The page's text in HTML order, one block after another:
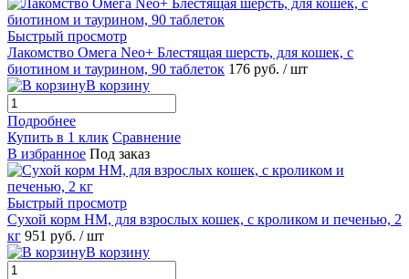
Быстрый просмотр
Лакомство Омега Neo+ Блестящая шерсть, для кошек, с
биотином и таурином, 90 таблеток 176 руб. / шт
В корзину
Подробнее
Купить в 1 клик Сравнение
В избранное Под заказ
Быстрый просмотр
Сухой корм НМ, для взрослых кошек, с кроликом и печенью, 2
кг 951 руб. / шт
В корзину